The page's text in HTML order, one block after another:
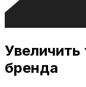
Увеличить
бренда